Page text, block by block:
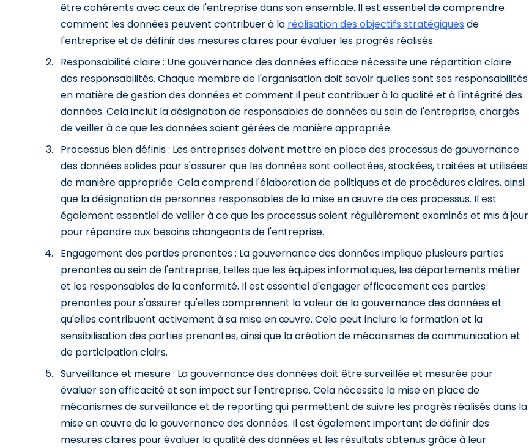
être cohérents avec ceux de l'entreprise dans son ensemble. Il est essentiel de comprendre
comment les données peuvent contribuer à la réalisation des objectifs stratégiques de
l'entreprise et de définir des mesures claires pour évaluer les progrès réalisés.
Responsabilité claire : Une gouvernance des données efficace nécessite une répartition claire
des responsabilités. Chaque membre de l'organisation doit savoir quelles sont ses responsabilités
en matière de gestion des données et comment il peut contribuer à la qualité et à l'intégrité des
données. Cela inclut la désignation de responsables de données au sein de l'entreprise, chargés
de veiller à ce que les données soient gérées de manière appropriée.
Processus bien définis : Les entreprises doivent mettre en place des processus de gouvernance
des données solides pour s'assurer que les données sont collectées, stockées, traitées et utilisées
de manière appropriée. Cela comprend l'élaboration de politiques et de procédures claires, ainsi
que la désignation de personnes responsables de la mise en œuvre de ces processus. Il est
également essentiel de veiller à ce que les processus soient régulièrement examinés et mis à jour
pour répondre aux besoins changeants de l'entreprise.
Engagement des parties prenantes : La gouvernance des données implique plusieurs parties
prenantes au sein de l'entreprise, telles que les équipes informatiques, les départements métier
et les responsables de la conformité. Il est essentiel d'engager efficacement ces parties
prenantes pour s'assurer qu'elles comprennent la valeur de la gouvernance des données et
qu'elles contribuent activement à sa mise en œuvre. Cela peut inclure la formation et la
sensibilisation des parties prenantes, ainsi que la création de mécanismes de communication et
de participation clairs.
Surveillance et mesure : La gouvernance des données doit être surveillée et mesurée pour
évaluer son efficacité et son impact sur l'entreprise. Cela nécessite la mise en place de
mécanismes de surveillance et de reporting qui permettent de suivre les progrès réalisés dans la
mise en œuvre de la gouvernance des données. Il est également important de définir des
mesures claires pour évaluer la qualité des données et les résultats obtenus grâce à leur